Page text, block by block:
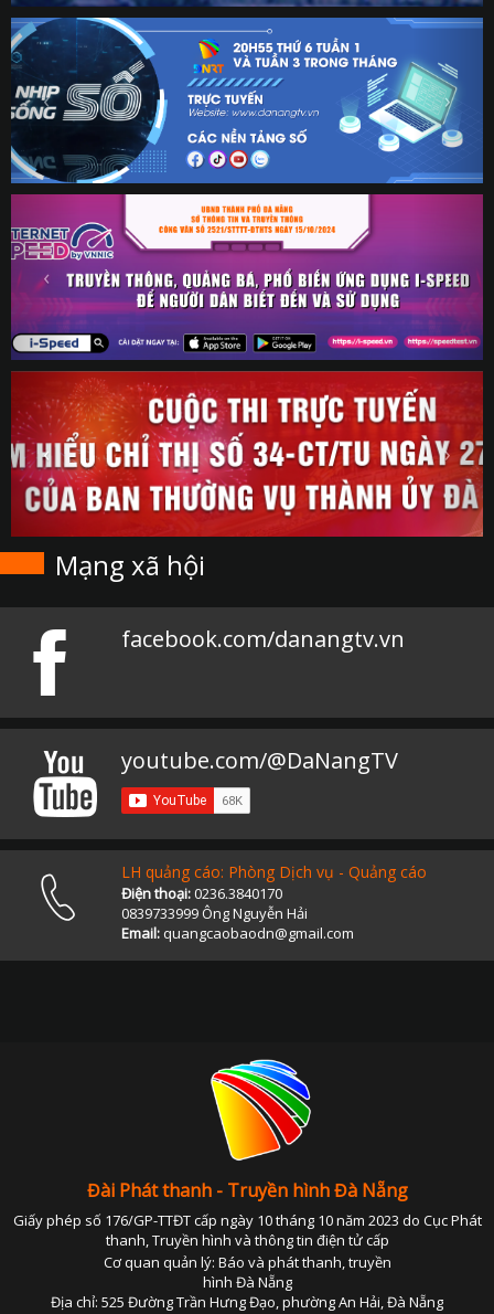
Mạng xã hội
facebook.com/danangtv.vn
youtube.com/@DaNangTV
LH quảng cáo: Phòng Dịch vụ - Quảng cáo
Điện thoại:0236.3840170
0839733999 Ông Nguyễn Hải
Email: quangcaobaodn@gmail.com
Đài Phát thanh - Truyền hình Đà Nẵng
Giấy phép số 176/GP-TTĐT cấp ngày 10 tháng 10 năm 2023 do Cục Phát
thanh, Truyền hình và thông tin điện tử cấp
Cơ quan quản lý: Báo và phát thanh, truyền
hình Đà Nẵng
Địa chỉ: 525 Đường Trần Hưng Đạo, phường An Hải, Đà Nẵng